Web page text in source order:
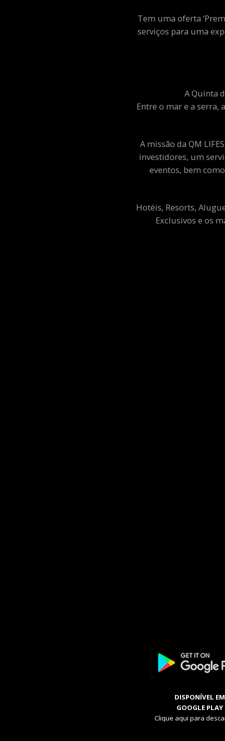
Tem uma oferta
serviços para uma
A Quinta
Entre o mar e a serra,
A missão da QM
investidores, um
eventos, bem
Hotéis, Resorts,
Exclusivos e os
DISPONÍVEL EM
GOOGLE PLAY
Clique aqui para